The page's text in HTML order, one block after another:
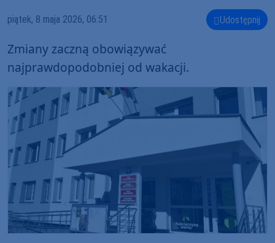
piątek, 8 maja 2026, 06:51 Udostępnij
Zmiany zaczną obowiązywać
najprawdopodobniej od wakacji.